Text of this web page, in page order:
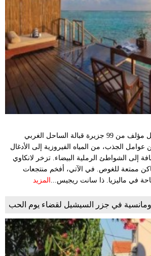
وتغذية
سياحة
وسفر
ديكور
أخبار
إعلام
مرأة
وتكنولوجيا
بيئة
لانكاوي عبارة عن أرخبيل مؤلف من 99 جزيرة قبالة الساحل الغربي
عوامل الجذب، من المياه الفيروزية إلى الأدغال
إلى الشواطئ الرملية البيضاء. تزخر لانكاوي
ممتعة للغوص. في الآتي، أفخم منتجعات
في ماليزيا. ذا سانت ريجيس... المزيد
في جزر السيشيل لقضاء يوم الحب